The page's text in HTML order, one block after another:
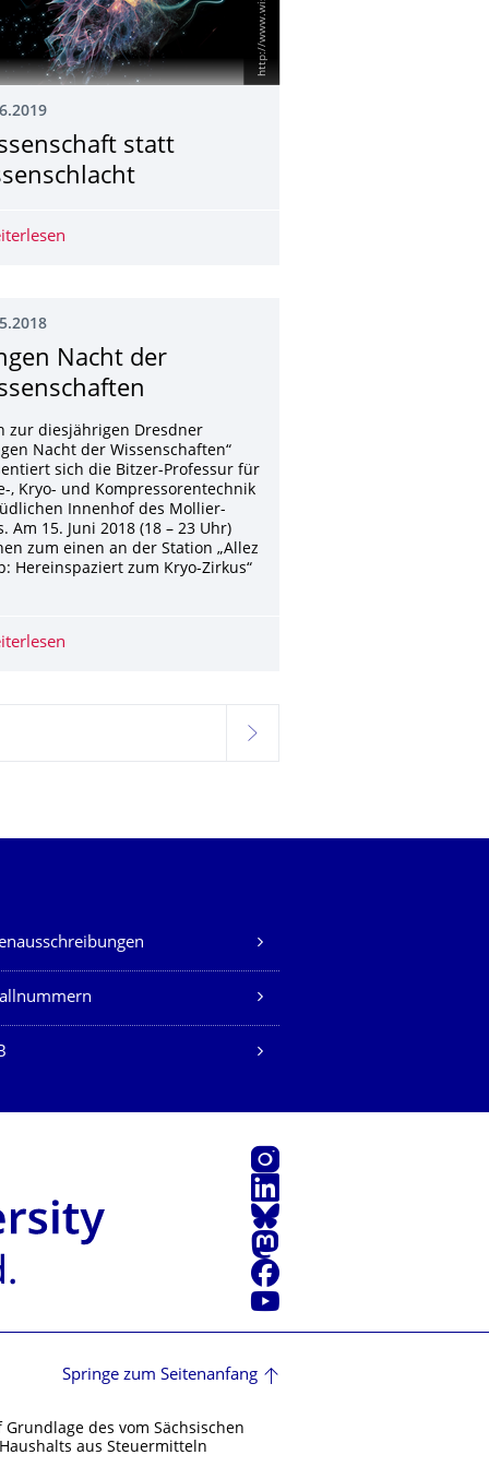
statt
Nacht der
zur diesjährigen Dresdner
Nacht der Wissenschaften“
sich die Bitzer-Professur für
, Kryo- und Kompressorentechnik
Innenhof des Mollier-
Am 15. Juni 2018 (18 – 23 Uhr)
zum einen an der Station „Allez
Hereinspaziert zum Kryo-Zirkus“
weiter
Instagram
LinkedIn
Bluesky
Mastodon
Facebook
Youtube
Springe zum Seitenanfang
Grundlage des vom Sächsischen
aus Steuermitteln